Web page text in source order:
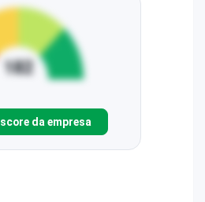
da empresa